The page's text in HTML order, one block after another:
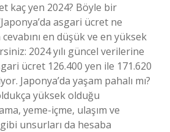
kaç yen 2024? Böyle bir
asgari ücret ne
en düşük ve en yüksek
2024 yılı güncel verilerine
ücret 126.400 yen ile 171.620
Japonya’da yaşam pahalı mı?
yüksek olduğu
yeme-içme, ulaşım ve
unsurları da hesaba